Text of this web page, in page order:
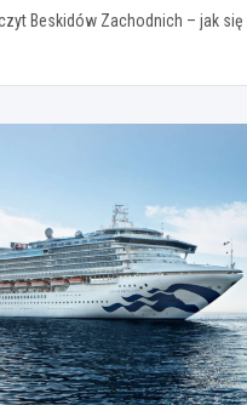
Beskidów Zachodnich – jak się